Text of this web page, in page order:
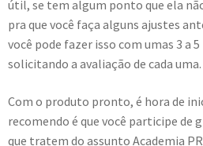
útil, se tem algum ponto que ela
pra que você faça alguns ajustes
você pode fazer isso com umas 3 a
solicitando a avaliação de cada uma.
Com o produto pronto, é hora de
recomendo é que você participe de
que tratem do assunto Academia